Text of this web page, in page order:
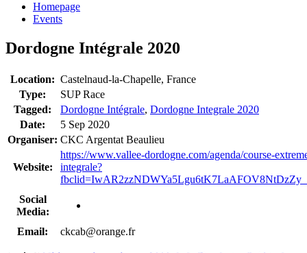
Homepage
Events
Dordogne Intégrale 2020
Location: Castelnaud-la-Chapelle, France
Type:
SUP Race
Tagged:
Dordogne Intégrale, Dordogne Integrale 2020
Date:
5 Sep 2020
Organiser: CKC Argentat Beaulieu
Website:
https://www.vallee-dordogne.com/agenda/course-
integrale?
Social
Media:
Email:
ckcab@orange.fr